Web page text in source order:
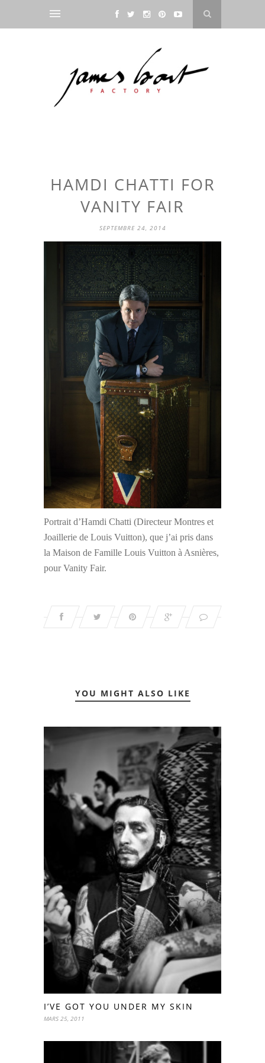
HAMDI CHATTI FOR
VANITY FAIR
SEPTEMBRE 24, 2014
Portrait d’Hamdi Chatti (Directeur Montres et
Joaillerie de Louis Vuitton), que j’ai pris dans
la Maison de Famille Louis Vuitton à Asnières,
pour Vanity Fair.
YOU MIGHT ALSO LIKE
I’VE GOT YOU UNDER MY SKIN
MARS 25, 2011